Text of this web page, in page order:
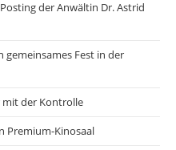
der Anwältin Dr. Astrid
gemeinsames Fest in der
mit der Kontrolle
Premium-Kinosaal